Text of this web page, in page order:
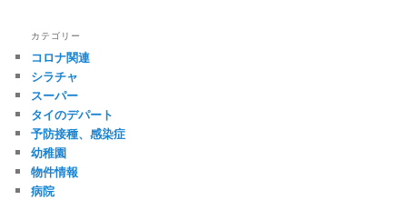
カテゴリー
コロナ関連
シラチャ
スーパー
タイのデパート
予防接種、感染症
幼稚園
物件情報
病院